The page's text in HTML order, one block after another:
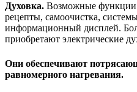
Духовка. Возможные функции:
рецепты, самоочистка,
информационный дисплей.
приобретают электрические
Они обеспечивают
равномерного нагревания.